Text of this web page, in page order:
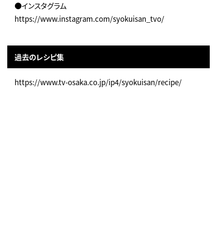
●インスタグラム
https://www.instagram.com/syokuisan_tvo/
過去のレシピ集
https://www.tv-osaka.co.jp/ip4/syokuisan/recipe/